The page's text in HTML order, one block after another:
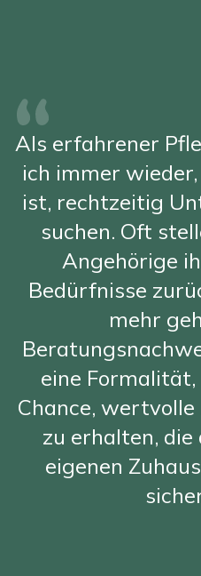
Als erfahrener
ich immer
ist, rechtzeitig
suchen. Oft
Angehörige
Bedürfnisse
mehr
eine Formalität,
Chance,
zu erhalten, die
eigenen